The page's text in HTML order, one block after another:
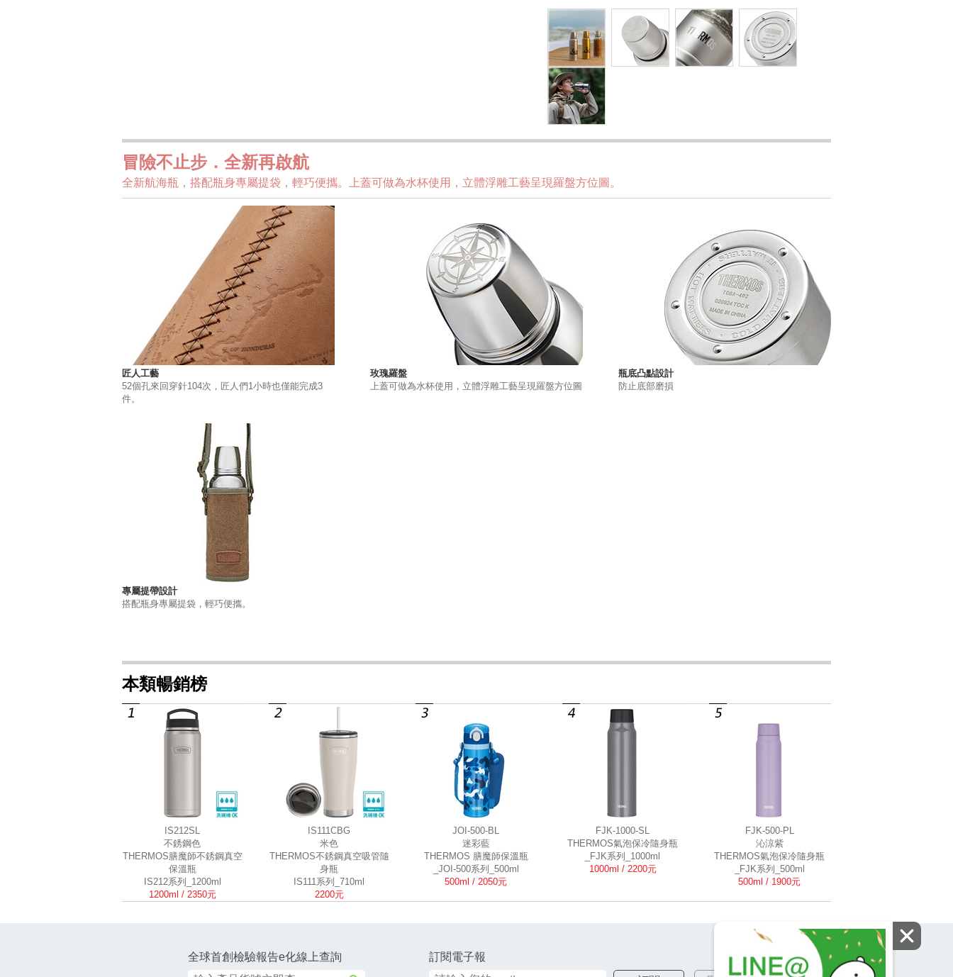
冒險不止步．全新再啟航
全新航海瓶，搭配瓶身專屬提袋，輕巧便攜。上蓋可做為水杯使用，立體浮雕工藝呈現羅盤方位圖。
匠人工藝
52個孔來回穿針104次，匠人們1小時也僅能完成3
件。
玫瑰羅盤
上蓋可做為水杯使用，立體浮雕工藝呈現羅盤方位圖
瓶底凸點設計
防止底部磨損
專屬提帶設計
搭配瓶身專屬提袋，輕巧便攜。
本類暢銷榜
IS212SL
不銹鋼色
THERMOS膳魔師不銹鋼真空
保溫瓶
IS212系列_1200ml
1200ml / 2350元
IS111CBG
米色
THERMOS不銹鋼真空吸管隨
身瓶
IS111系列_710ml
2200元
JOI-500-BL
迷彩藍
THERMOS 膳魔師保溫瓶
_JOI-500系列_500ml
500ml / 2050元
FJK-1000-SL
THERMOS氣泡保冷隨身瓶
_FJK系列_1000ml
1000ml / 2200元
FJK-500-PL
沁涼紫
THERMOS氣泡保冷隨身瓶
_FJK系列_500ml
500ml / 1900元
全球首創檢驗報告e化線上查詢
訂閱電子報